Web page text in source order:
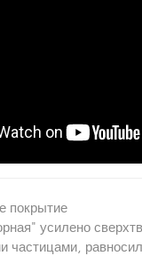
покрытие
усилено
частицами,